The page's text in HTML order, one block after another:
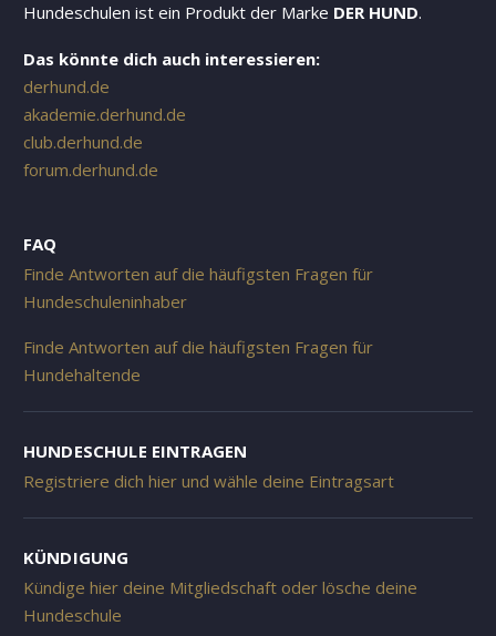
Hundeschulen ist ein Produkt der Marke DER HUND.
Das könnte dich auch interessieren:
derhund.de
akademie.derhund.de
club.derhund.de
forum.derhund.de
FAQ
Finde Antworten auf die häufigsten Fragen für
Hundeschuleninhaber
Finde Antworten auf die häufigsten Fragen für
Hundehaltende
HUNDESCHULE EINTRAGEN
Registriere dich hier und wähle deine Eintragsart
KÜNDIGUNG
Kündige hier deine Mitgliedschaft oder lösche deine
Hundeschule